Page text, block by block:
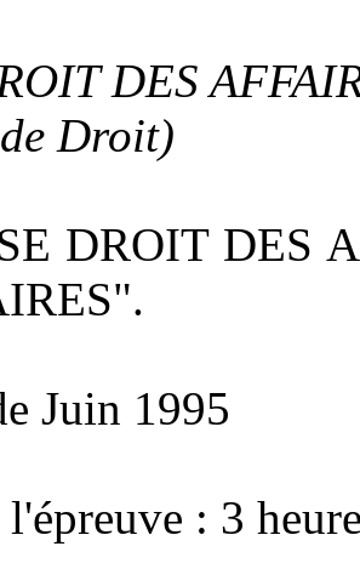
DES
Droit)
DROIT DES
Juin 1995
: 3